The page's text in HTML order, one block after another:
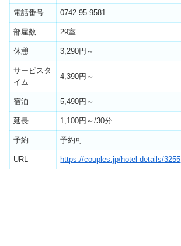
電話番号 0742-95-9581
部屋数 29室
休憩 3,290円～
サービスタ
イム
4,390円～
宿泊 5,490円～
延長 1,100円～/30分
予約 予約可
URL https://couples.jp/hotel-details/3255